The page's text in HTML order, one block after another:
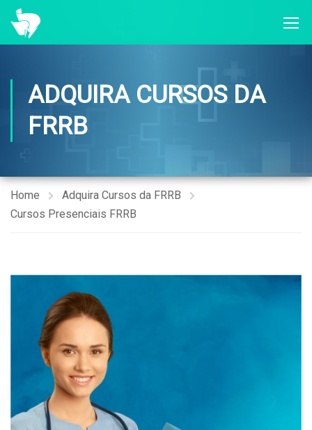
ADQUIRA CURSOS DA
FRRB
Home
Adquira Cursos da FRRB
Cursos Presenciais FRRB